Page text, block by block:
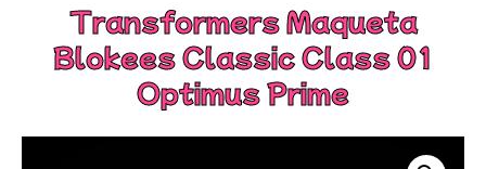
Transformers Maqueta
Blokees Classic Class 01
Optimus Prime